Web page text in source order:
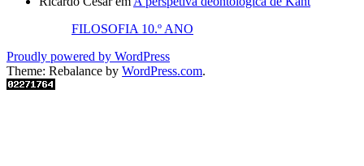
FILOSOFIA 10.º ANO
Proudly powered by WordPress
Theme: Rebalance by WordPress.com.